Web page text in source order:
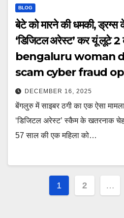
BLOG
बेटे को मारने की धमकी,
‘डिजिटल अरेस्ट’ कर यूं लूटे 2
bengaluru woman
scam cyber fraud
DECEMBER 16, 2025
बेंगलुरु में साइबर ठगी का एक ऐसा
‘डिजिटल अरेस्ट’ स्कैम के खतरनाक
57 साल की एक महिला को…
Posts
1 2 …